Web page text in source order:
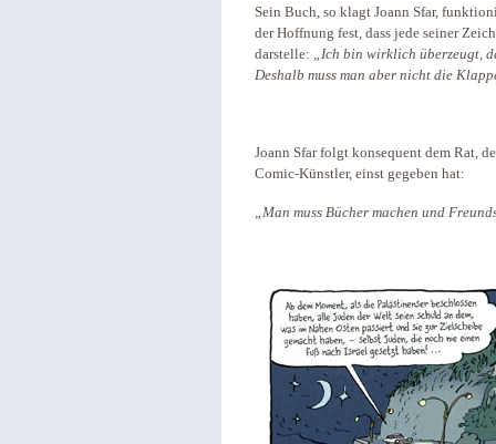
Sein Buch, so klagt Joann Sfar,
der Hoffnung fest, dass jede seiner
darstelle: „Ich bin wirklich überzeugt,
Deshalb muss man aber nicht die
Joann Sfar folgt konsequent dem Rat,
Comic-Künstler, einst gegeben hat:
„Man muss Bücher machen und